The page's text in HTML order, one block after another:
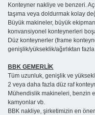
Konteyner nakliye ve benzeri.
taşıma veya doldurmak kolay
Büyük makineler, büyük
konvansiyonel konteynerleri
Düz konteynerler (frame
genişlik/yükseklik/ağırlıktan fazla
BBK GEMERLİK
Tüm uzunluk, genişlik ve
2 veya daha fazla düz raf
Mühendislik makineleri, benzin
kamyonlar vb.
BBK nakliye, şirketimizin en